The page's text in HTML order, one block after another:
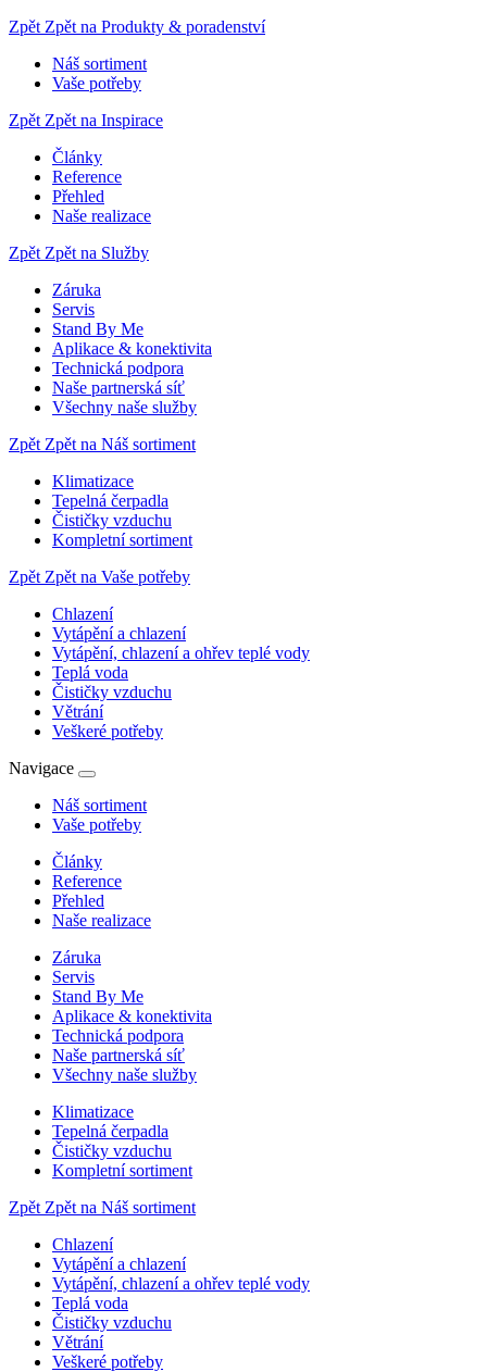
Zpět Zpět na Produkty & poradenství
Náš sortiment
Vaše potřeby
Zpět Zpět na Inspirace
Články
Reference
Přehled
Naše realizace
Zpět Zpět na Služby
Záruka
Servis
Stand By Me
Aplikace & konektivita
Technická podpora
Naše partnerská síť
Všechny naše služby
Zpět Zpět na Náš sortiment
Klimatizace
Tepelná čerpadla
Čističky vzduchu
Kompletní sortiment
Zpět Zpět na Vaše potřeby
Chlazení
Vytápění a chlazení
Vytápění, chlazení a ohřev teplé vody
Teplá voda
Čističky vzduchu
Větrání
Veškeré potřeby
Navigace
Náš sortiment
Vaše potřeby
Články
Reference
Přehled
Naše realizace
Záruka
Servis
Stand By Me
Aplikace & konektivita
Technická podpora
Naše partnerská síť
Všechny naše služby
Klimatizace
Tepelná čerpadla
Čističky vzduchu
Kompletní sortiment
Zpět Zpět na Náš sortiment
Chlazení
Vytápění a chlazení
Vytápění, chlazení a ohřev teplé vody
Teplá voda
Čističky vzduchu
Větrání
Veškeré potřeby